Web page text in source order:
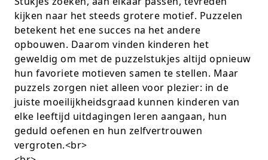
kijken naar het steeds grotere motief. Puzzelen
betekent het ene succes na het andere
opbouwen. Daarom vinden kinderen het
geweldig om met de puzzelstukjes altijd opnieuw
hun favoriete motieven samen te stellen. Maar
puzzels zorgen niet alleen voor plezier: in de
juiste moeilijkheidsgraad kunnen kinderen van
elke leeftijd uitdagingen leren aangaan, hun
geduld oefenen en hun zelfvertrouwen
vergroten.<br>
Peppa Pig
Pluche
Poppen
Roleplay
Rugtassen
Scharen en messen
Schrijfwaren
Stempels en toebeh.
Tesa power